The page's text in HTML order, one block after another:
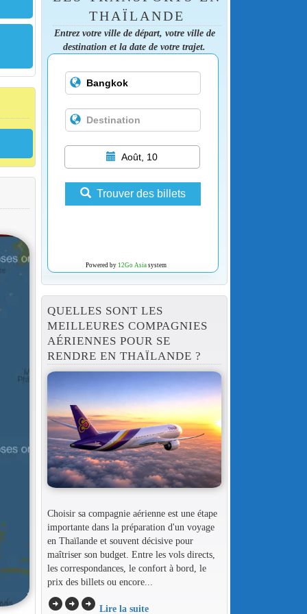
THAÏLANDE
Entrez votre ville de départ, votre ville de
destination et la date de votre trajet.
Août, 10
Trouver des billets
Powered by 12Go Asiasystem
QUELLES SONT LES
MEILLEURES COMPAGNIES
AÉRIENNES POUR SE
RENDRE EN THAÏLANDE ?
Choisir sa compagnie aérienne est une étape
importante dans la préparation d'un voyage
en Thaïlande et souvent décisive pour
maîtriser son budget. Entre les vols directs,
les correspondances, le confort à bord, le
prix des billets ou encore...
arrow_circle_rightarrow_circle_rightarrow_circle_right Lire la suite